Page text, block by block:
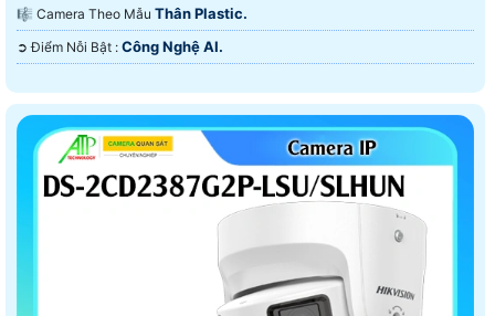
🎼️ Camera Theo Mẫu Thân Plastic.
️➲ Điểm Nỗi Bật : Công Nghệ AI.